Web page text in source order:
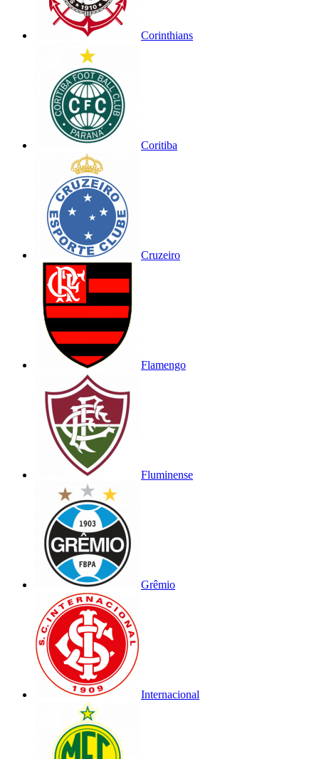
Corinthians
Coritiba
Cruzeiro
Flamengo
Fluminense
Grêmio
Internacional